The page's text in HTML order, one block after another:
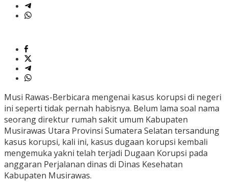
Musi Rawas-Berbicara mengenai kasus korupsi di negeri
ini seperti tidak pernah habisnya. Belum lama soal nama
seorang direktur rumah sakit umum Kabupaten
Musirawas Utara Provinsi Sumatera Selatan tersandung
kasus korupsi, kali ini, kasus dugaan korupsi kembali
mengemuka yakni telah terjadi Dugaan Korupsi pada
anggaran Perjalanan dinas di Dinas Kesehatan
Kabupaten Musirawas.